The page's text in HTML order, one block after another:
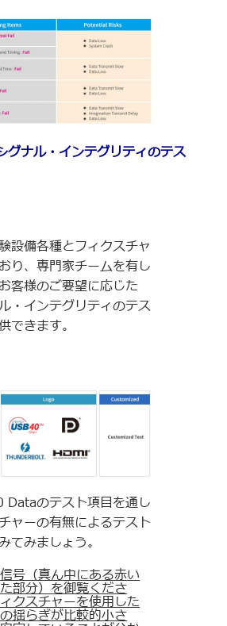
グナル・インテグリティのテス
設備各種とフィクスチャ
り、専門家チームを有し
客様のご要望に応じた
・インテグリティのテス
できます。
Dataのテスト項目を通し
ャーの有無によるテスト
てみましょう。
号（真ん中にある赤い
部分）を御覧くださ
クスチャーを使用した
揺らぎが比較的小さ